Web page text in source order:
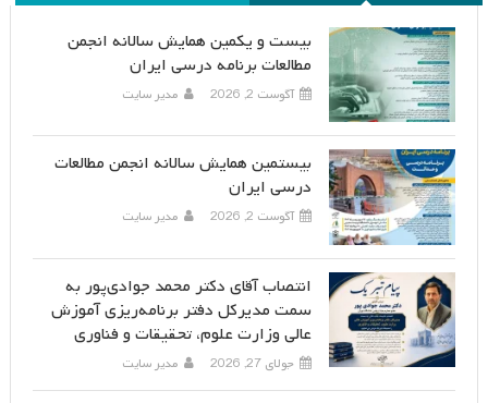
بیست و یکمین همایش سالانه انجمن
مطالعات برنامه درسی ایران
آگوست 2, 2026 مدیر سایت
بیستمین همایش سالانه انجمن مطالعات
درسی ایران
آگوست 2, 2026 مدیر سایت
انتصاب آقای دکتر محمد جوادی‌پور به
سمت مدیرکل دفتر برنامه‌ریزی آموزش
عالی وزارت علوم، تحقیقات و فناوری
جولای 27, 2026 مدیر سایت